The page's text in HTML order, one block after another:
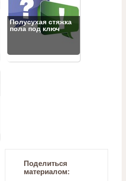
Полусухая стяжка
пола под ключ
Поделиться
материалом: